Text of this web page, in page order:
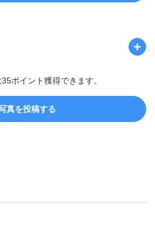
ポイント獲得できます。
真を投稿する